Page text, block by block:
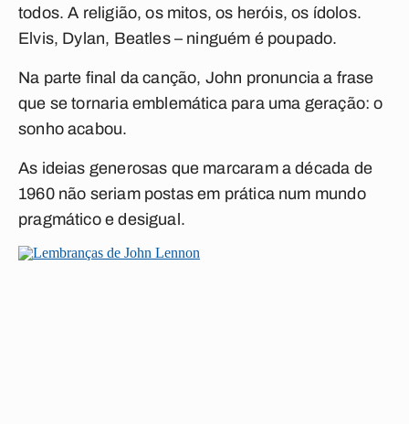
todos. A religião, os mitos, os heróis, os ídolos.
Elvis, Dylan, Beatles – ninguém é poupado.
Na parte final da canção, John pronuncia a frase
que se tornaria emblemática para uma geração:o
sonho acabou.
As ideias generosas que marcaram a década de
1960 não seriam postas em prática num mundo
pragmático e desigual.